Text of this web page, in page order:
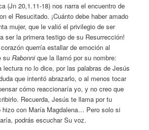
(Jn 20,1.11-18) nos narra el encuentro de
el Resucitado. ¡Cuánto debe haber amado
mujer, que le valió el privilegio de ser
ser la primera testigo de su Resurrección!
querría estallar de emoción al
suRabonnique la llamó por su nombre:
lectura no lo dice, por las palabras de Jesús
que intentó abrazarlo, o al menos tocar
cómo reaccionaría yo, y no creo que
Recuerda, Jesús te llama por tu
hizo con María Magdalena… Pero solo si
podrás escuchar Su voz.